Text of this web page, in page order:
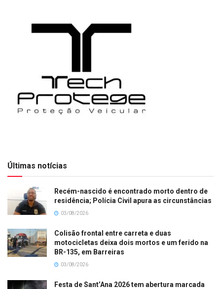
Últimas notícias
Recém-nascido é encontrado morto dentro de
residência; Polícia Civil apura as circunstâncias
03/08/2026
Colisão frontal entre carreta e duas
motocicletas deixa dois mortos e um ferido na
BR-135, em Barreiras
03/08/2026
Festa de Sant’Ana 2026 tem abertura marcada